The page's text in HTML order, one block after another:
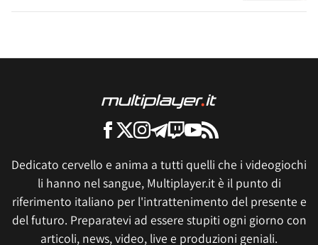
Dedicato cervello e anima a tutti quelli che i videogiochi
li hanno nel sangue, Multiplayer.it è il punto di
riferimento italiano per l'intrattenimento del presente e
del futuro. Preparatevi ad essere stupiti ogni giorno con
articoli, news, video, live e produzioni geniali.